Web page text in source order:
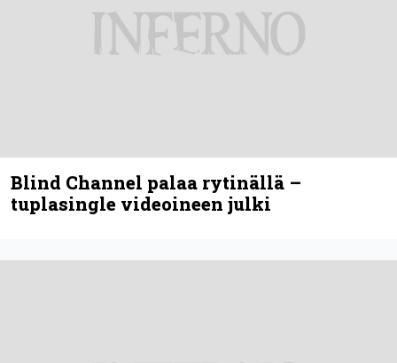
Blind Channel palaa rytinällä –
tuplasingle videoineen julki